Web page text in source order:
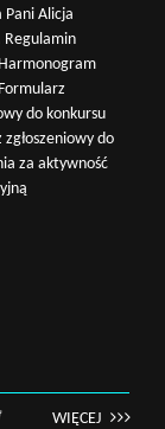
Pani Alicja
Regulamin
do konkursu
zgłoszeniowy do
za aktywność
WIĘCEJ